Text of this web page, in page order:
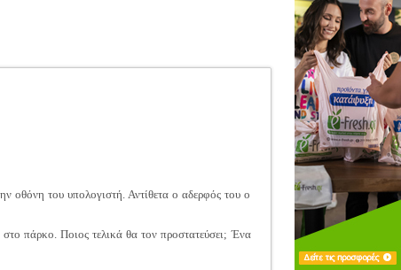
οθόνη του υπολογιστή. Αντίθετα ο αδερφός του ο
πάρκο. Ποιος τελικά θα τον προστατεύσει; Ένα